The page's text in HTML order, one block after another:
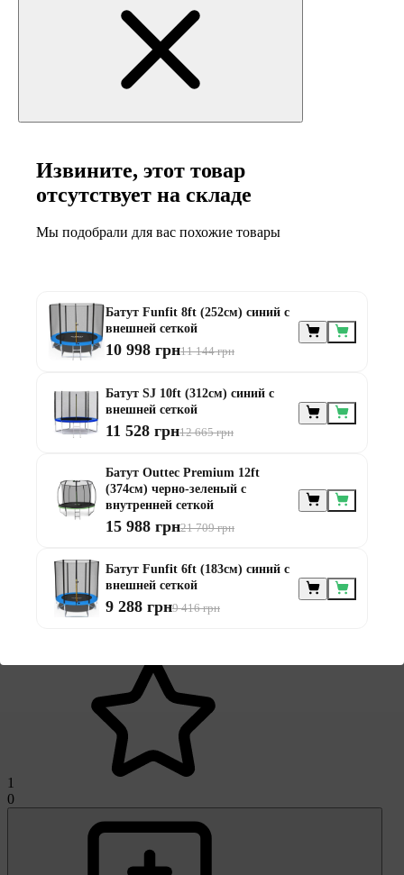
На основе 9 отзывов
1
0
Извините, этот товар
отсутствует на складе
Мы подобрали для вас похожие товары
Батут Funfit 8ft (252см) синий с
внешней сеткой
10 998 грн11 144 грн
Батут SJ 10ft (312см) синий с
внешней сеткой
11 528 грн12 665 грн
Батут Outtec Premium 12ft
(374см) черно-зеленый с
внутренней сеткой
15 988 грн21 709 грн
Батут Funfit 6ft (183см) синий с
внешней сеткой
9 288 грн9 416 грн